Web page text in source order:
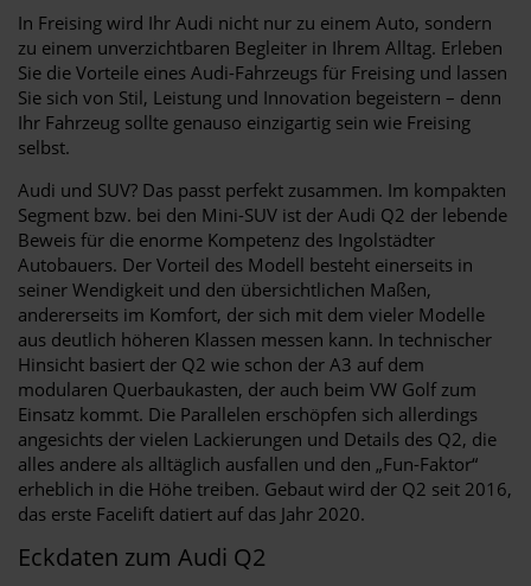
In Freising wird Ihr Audi nicht nur zu einem Auto, sondern
zu einem unverzichtbaren Begleiter in Ihrem Alltag. Erleben
Sie die Vorteile eines Audi-Fahrzeugs für Freising und lassen
Sie sich von Stil, Leistung und Innovation begeistern – denn
Ihr Fahrzeug sollte genauso einzigartig sein wie Freising
selbst.
Audi und SUV? Das passt perfekt zusammen. Im kompakten
Segment bzw. bei den Mini-SUV ist der Audi Q2 der lebende
Beweis für die enorme Kompetenz des Ingolstädter
Autobauers. Der Vorteil des Modell besteht einerseits in
seiner Wendigkeit und den übersichtlichen Maßen,
andererseits im Komfort, der sich mit dem vieler Modelle
aus deutlich höheren Klassen messen kann. In technischer
Hinsicht basiert der Q2 wie schon der A3 auf dem
modularen Querbaukasten, der auch beim VW Golf zum
Einsatz kommt. Die Parallelen erschöpfen sich allerdings
angesichts der vielen Lackierungen und Details des Q2, die
alles andere als alltäglich ausfallen und den „Fun-Faktor“
erheblich in die Höhe treiben. Gebaut wird der Q2 seit 2016,
das erste Facelift datiert auf das Jahr 2020.
Eckdaten zum Audi Q2